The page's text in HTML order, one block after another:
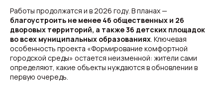
Работы продолжатся и в 2026 году. В планах —
благоустроить не менее 46 общественных и 26
дворовых территорий, а также 36 детских площадок
во всех муниципальных образованиях. Ключевая
особенность проекта «Формирование комфортной
городской среды» остается неизменной: жители сами
определяют, какие объекты нуждаются в обновлении в
первую очередь.